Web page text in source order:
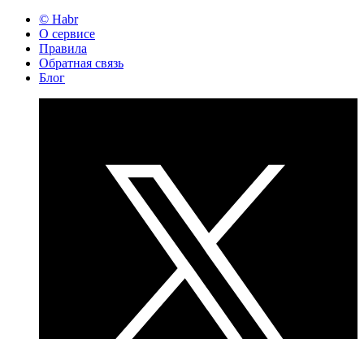
© Habr
О сервисе
Правила
Обратная связь
Блог